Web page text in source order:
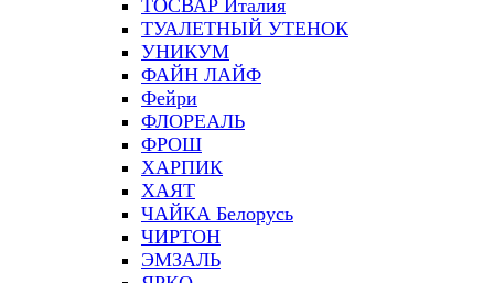
ТОСВАР Италия
ТУАЛЕТНЫЙ УТЕНОК
УНИКУМ
ФАЙН ЛАЙФ
Фейри
ФЛОРЕАЛЬ
ФРОШ
ХАРПИК
ХАЯТ
ЧАЙКА Белорусь
ЧИРТОН
ЭМЗАЛЬ